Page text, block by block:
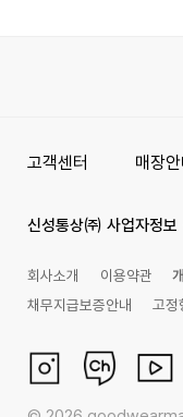
고객센터 매장안
신성통상㈜ 사업자정보
회사소개 이용약관
채무지급보증안내
고정